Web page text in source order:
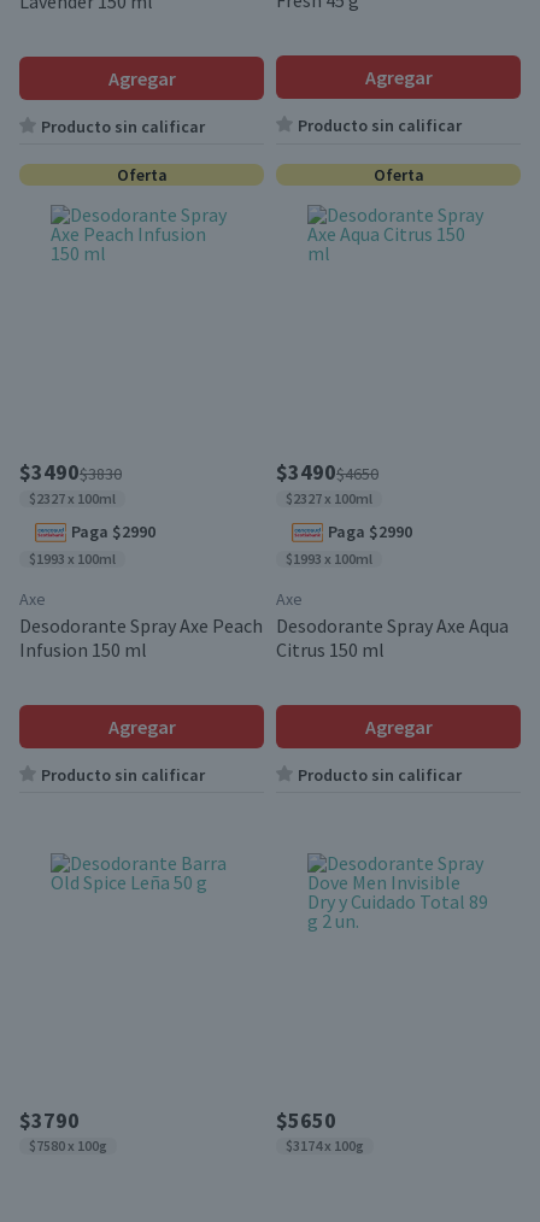
Agregar
Producto sin calificar
Agregar
Producto sin calificar
Oferta
$3490$3830
$2327 x 100ml
Paga $2990
$1993 x 100ml
Axe
Desodorante Spray Axe Peach
Infusion 150 ml
Agregar
Producto sin calificar
Oferta
$3490$4650
$2327 x 100ml
Paga $2990
$1993 x 100ml
Axe
Desodorante Spray Axe Aqua
Citrus 150 ml
Agregar
Producto sin calificar
$3790
$7580 x 100g
$5650
$3174 x 100g